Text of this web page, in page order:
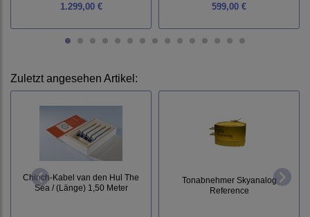
1.299,00 € 599,00 €
Zuletzt angesehen Artikel:
Chinch-Kabel van den Hul The
Sea / (Länge) 1,50 Meter
Tonabnehmer Skyanalog
Reference